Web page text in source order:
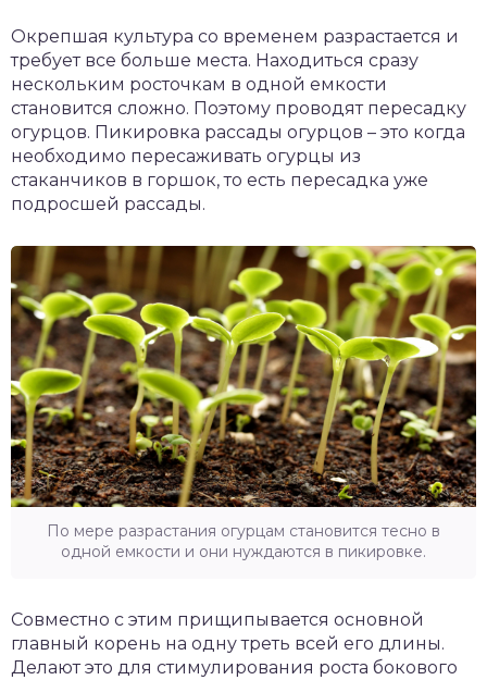
Окрепшая культура со временем разрастается и
требует все больше места. Находиться сразу
нескольким росточкам в одной емкости
становится сложно. Поэтому проводят пересадку
огурцов. Пикировка рассады огурцов – это когда
необходимо пересаживать огурцы из
стаканчиков в горшок, то есть пересадка уже
подросшей рассады.
По мере разрастания огурцам становится тесно в
одной емкости и они нуждаются в пикировке.
Совместно с этим прищипывается основной
главный корень на одну треть всей его длины.
Делают это для стимулирования роста бокового